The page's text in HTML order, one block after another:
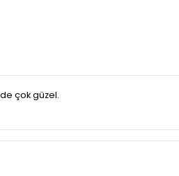
çok güzel.